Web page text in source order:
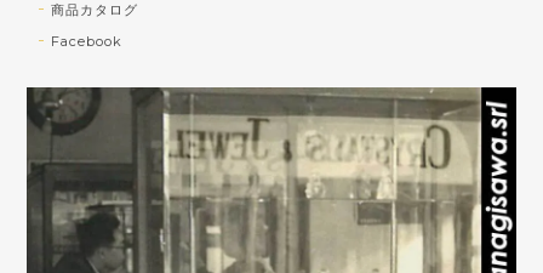
した！大切に使います！
お気に召していただけたようでよかったで
す！ 私自身がオーダーしたら早く欲しいっ
っ!!と思ってしまうので、なるべく早い発
送を心がけております(^^)v 引き続きご贔
屓を賜りますよう宜しくお願い致します。
柳澤商会ジュエリーショップ
商品カタログ
Facebook